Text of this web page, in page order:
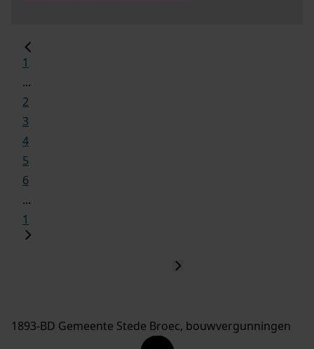
1
...
2
3
4
5
6
...
1
1893-BD Gemeente Stede Broec, bouwvergunningen